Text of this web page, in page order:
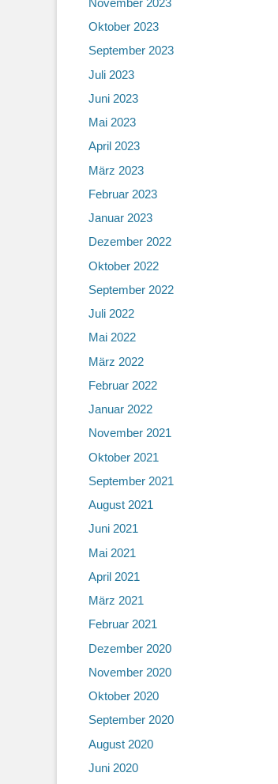
Oktober 2023
September 2023
Juli 2023
Juni 2023
Mai 2023
April 2023
März 2023
Februar 2023
Januar 2023
Dezember 2022
Oktober 2022
September 2022
Juli 2022
Mai 2022
März 2022
Februar 2022
Januar 2022
November 2021
Oktober 2021
September 2021
August 2021
Juni 2021
Mai 2021
April 2021
März 2021
Februar 2021
Dezember 2020
November 2020
Oktober 2020
September 2020
August 2020
Juni 2020